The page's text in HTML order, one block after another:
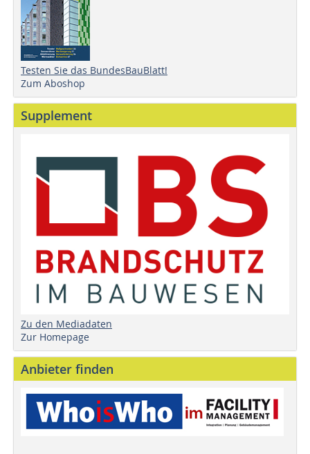
Testen Sie das BundesBauBlatt!
Zum Aboshop
Supplement
Zu den Mediadaten
Zur Homepage
Anbieter finden